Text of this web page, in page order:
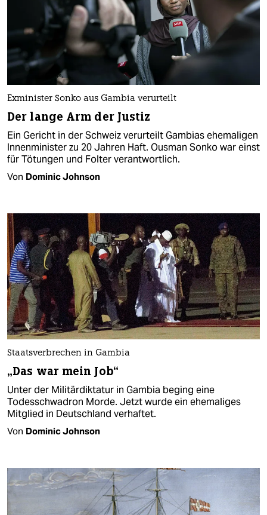
Exminister Sonko aus Gambia verurteilt
Der lange Arm der Justiz
Ein Gericht in der Schweiz verurteilt Gambias ehemaligen
Innenminister zu 20 Jahren Haft. Ousman Sonko war einst
für Tötungen und Folter verantwortlich.
Von Dominic Johnson
Staatsverbrechen in Gambia
„Das war mein Job“
Unter der Militärdiktatur in Gambia beging eine
Todesschwadron Morde. Jetzt wurde ein ehemaliges
Mitglied in Deutschland verhaftet.
Von Dominic Johnson